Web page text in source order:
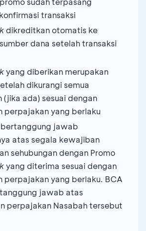
transaksi
dikreditkan otomatis ke
dana setelah transaksi
yang diberikan merupakan
dikurangi semua
(jika ada) sesuai dengan
perpajakan yang berlaku
bertanggung jawab
atas segala kewajiban
sehubungan dengan Promo
yang diterima sesuai dengan
perpajakan yang berlaku. BCA
jawab atas
perpajakan Nasabah tersebut